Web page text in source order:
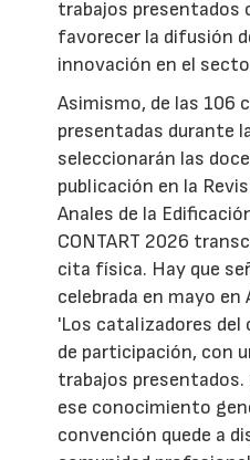
trabajos presentados
favorecer la difusión
innovación en el
Asimismo, de las 106
presentadas durante
seleccionarán las
publicación en la
Anales de la
CONTART 2026
cita física. Hay que
celebrada en mayo
'Los catalizadores del
de participación, con
trabajos presentados.
ese conocimiento
convención quede a